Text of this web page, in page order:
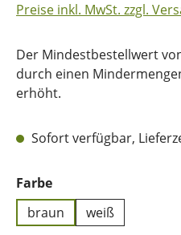
Preise inkl. MwSt. zzgl.
Der Mindestbestellwert
durch einen
erhöht.
Sofort verfügbar,
Farbeauswählen
braun
weiß